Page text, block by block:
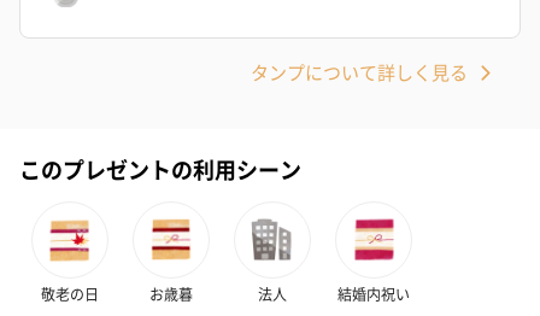
タンプについて詳しく見る
このプレゼントの利用シーン
敬老の日 お歳暮 法人 結婚内祝い